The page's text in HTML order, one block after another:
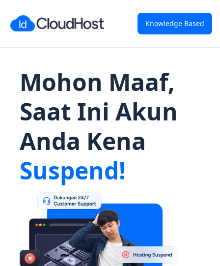
Knowledge Based
Mohon Maaf,
Saat Ini Akun
Anda Kena
Suspend!